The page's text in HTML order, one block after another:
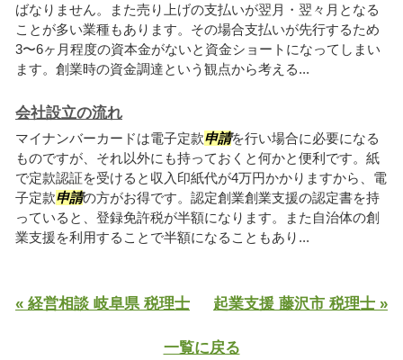
ばなりません。また売り上げの支払いが翌月・翌々月となる
ことが多い業種もあります。その場合支払いが先行するため
3〜6ヶ月程度の資本金がないと資金ショートになってしまい
ます。創業時の資金調達という観点から考える...
会社設立の流れ
マイナンバーカードは電子定款申請を行い場合に必要になる
ものですが、それ以外にも持っておくと何かと便利です。紙
で定款認証を受けると収入印紙代が4万円かかりますから、電
子定款申請の方がお得です。認定創業創業支援の認定書を持
っていると、登録免許税が半額になります。また自治体の創
業支援を利用することで半額になることもあり...
« 経営相談 岐阜県 税理士 起業支援 藤沢市 税理士 »
一覧に戻る